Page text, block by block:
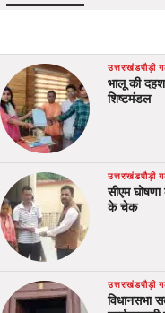
उत्तराखंडपौड़ी
भालू की
शिष्टमंडल
उत्तराखंडपौड़ी
सीएम
के चेक
उत्तराखंडपौड़ी
विधानसभा